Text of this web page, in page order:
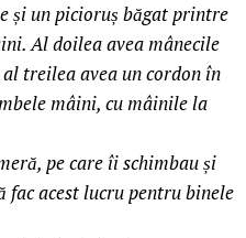
și un picioruș băgat printre
Al doilea avea mânecile
treilea avea un cordon în
mâini, cu mâinile la
pe care îi schimbau și
fac acest lucru pentru binele